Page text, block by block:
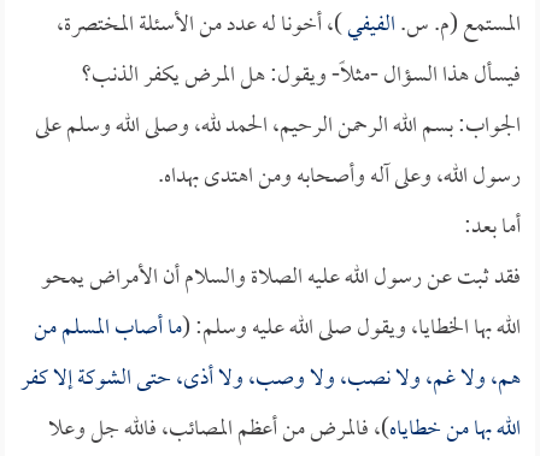
المستمع (م. س.الفيفي)، أخونا له عدد من الأسئلة المختصرة،
فيسأل هذا السؤال -مثلاً- ويقول: هل المرض يكفر الذنب؟
الجواب: بسم الله الرحمن الرحيم، الحمد لله، وصلى الله وسلم على
رسول الله، وعلى آله وأصحابه ومن اهتدى بهداه.
أما بعد:
فقد ثبت عن رسول الله عليه الصلاة والسلام أن الأمراض يمحو
الله بها الخطايا، ويقول صلى الله عليه وسلم: (ما أصاب المسلم من
هم، ولا غم، ولا نصب، ولا وصب، ولا أذى، حتى الشوكة إلا كفر
الله بها من خطاياه)، فالمرض من أعظم المصائب، فالله جل وعلا